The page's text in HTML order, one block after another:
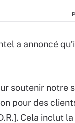
a annoncé
soutenir notre
pour des
Cela inclut